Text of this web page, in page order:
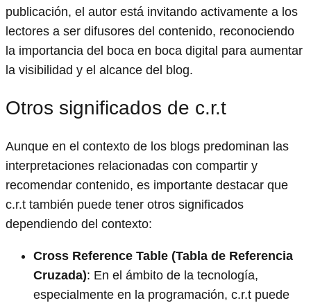
publicación, el autor está invitando activamente a los
lectores a ser difusores del contenido, reconociendo
la importancia del boca en boca digital para aumentar
la visibilidad y el alcance del blog.
Otros significados de c.r.t
Aunque en el contexto de los blogs predominan las
interpretaciones relacionadas con compartir y
recomendar contenido, es importante destacar que
c.r.t también puede tener otros significados
dependiendo del contexto:
Cross Reference Table (Tabla de Referencia
Cruzada): En el ámbito de la tecnología,
especialmente en la programación, c.r.t puede